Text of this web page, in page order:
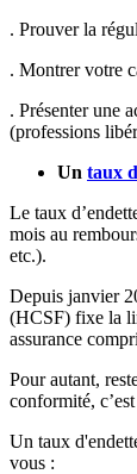
. Prouver la
. Montrer votre
. Présenter une
(professions
Un taux
Le taux
mois au
etc.).
Depuis janvier
(HCSF) fixe la
assurance
Pour autant,
conformité,
Un taux
vous :